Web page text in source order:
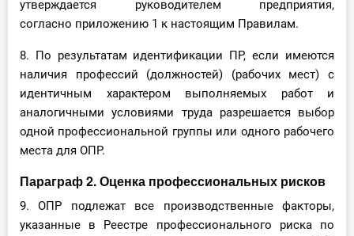
утверждается руководителем предприятия,
согласно приложению 1 к настоящим Правилам.
8. По результатам идентификации ПР, если имеются
наличия профессий (должностей) (рабочих мест) с
идентичным характером выполняемых работ и
аналогичными условиями труда разрешается выбор
одной профессиональной группы или одного рабочего
места для ОПР.
Параграф 2. Оценка профессиональных рисков
9. ОПР подлежат все производственные факторы,
указанные в Реестре профессионального риска по